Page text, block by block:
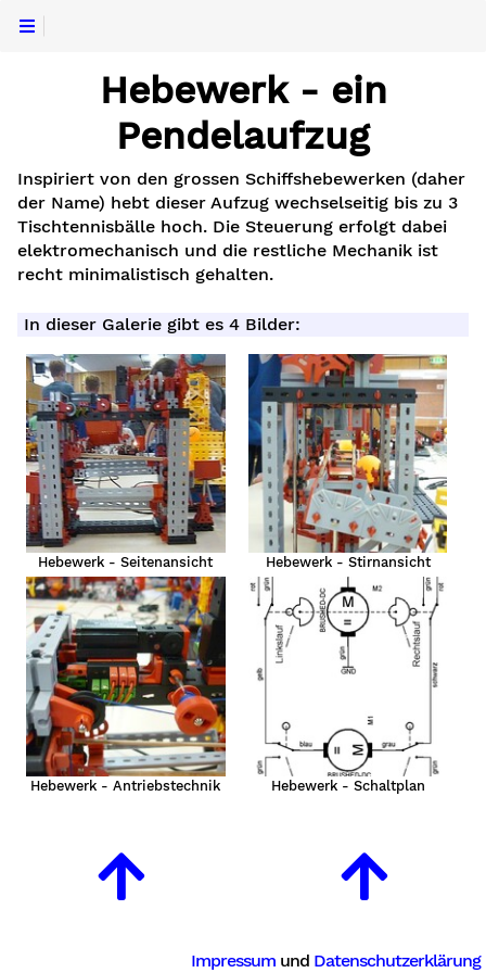
Hebewerk - ein
Pendelaufzug
Inspiriert von den grossen Schiffshebewerken (daher
der Name) hebt dieser Aufzug wechselseitig bis zu 3
Tischtennisbälle hoch. Die Steuerung erfolgt dabei
elektromechanisch und die restliche Mechanik ist
recht minimalistisch gehalten.
In dieser Galerie gibt es 4 Bilder:
Hebewerk - Seitenansicht Hebewerk - Stirnansicht
Hebewerk - Antriebstechnik Hebewerk - Schaltplan
Impressum und Datenschutzerklärung